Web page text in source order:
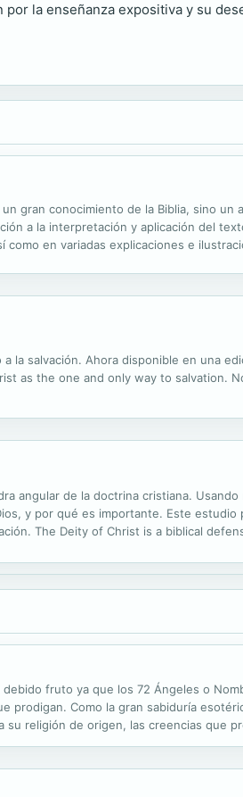
la enseñanza expositiva y su
gran conocimiento de la Biblia, sino un
a la interpretación y aplicación del
en variadas explicaciones e
la salvación. Ahora disponible en una
as the one and only way to salvation.
angular de la doctrina cristiana.
y por qué es importante. Este
The Deity of Christ is a biblical
fruto ya que los 72 Ángeles o
Como la gran sabiduría
religión de origen, las creencias que